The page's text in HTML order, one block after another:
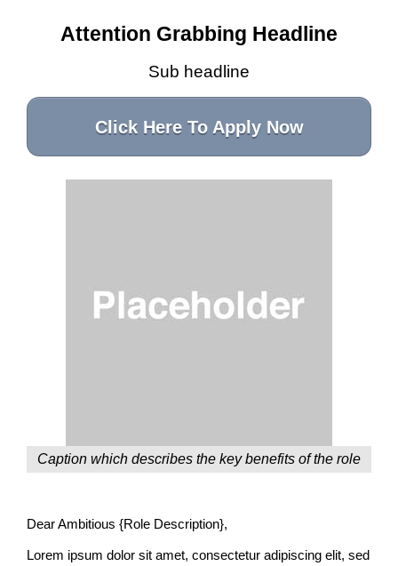
Attention Grabbing Headline
Sub headline
Click Here To Apply Now
Caption which describes the key benefits of the role
Dear Ambitious {Role Description},
Lorem ipsum dolor sit amet, consectetur adipiscing elit, sed